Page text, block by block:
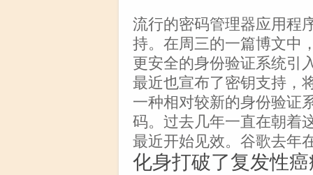
流行的密码管理器应用程
持。在周三的一篇博文中
更安全的身份验证系统引
最近也宣布了密钥支持，
一种相对较新的身份验证
码。过去几年一直在朝着
最近开始见效。谷歌去年
化身打破了复发性